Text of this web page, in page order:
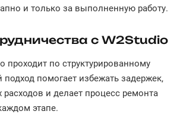
и только за выполненную работу.
с W2Studio
проходит по структурированному
подход помогает избежать задержек,
и делает процесс ремонта
этапе.